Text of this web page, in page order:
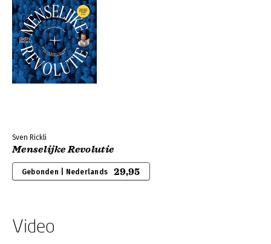
Sven Rickli
Menselijke Revolutie
Gebonden | Nederlands 29,95
Video